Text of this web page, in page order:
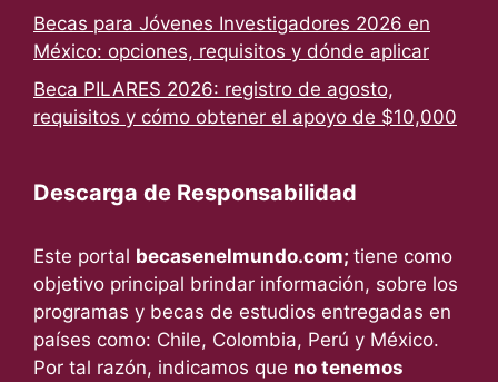
Becas para Jóvenes Investigadores 2026 en
México: opciones, requisitos y dónde aplicar
Beca PILARES 2026: registro de agosto,
requisitos y cómo obtener el apoyo de $10,000
Descarga de Responsabilidad
Este portal becasenelmundo.com; tiene como
objetivo principal brindar información, sobre los
programas y becas de estudios entregadas en
países como: Chile, Colombia, Perú y México.
Por tal razón, indicamos que no tenemos